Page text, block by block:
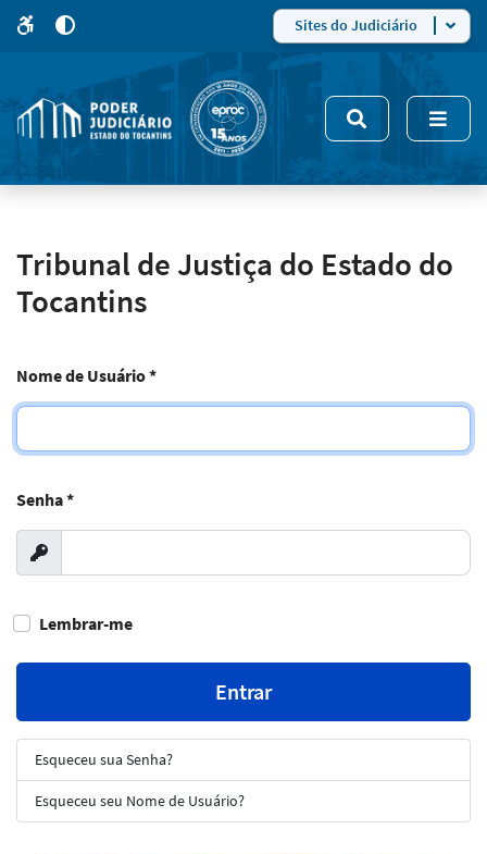
para
site
5
modo
de
alto
Sites do Judiciário
Tribunal de Justiça do Estado do
Tocantins
Nome de Usuário*
Senha*
Exibir
Lembrar-me
Entrar
Esqueceu sua Senha?
Esqueceu seu Nome de Usuário?